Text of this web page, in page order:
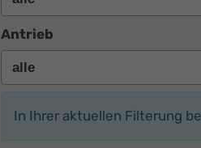
Antrieb
In Ihrer aktuellen Filterung